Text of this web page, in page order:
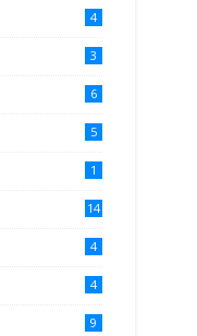
4
3
6
5
1
14
4
4
9